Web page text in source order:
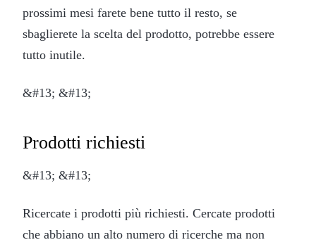
prossimi mesi farete bene tutto il resto, se
sbaglierete la scelta del prodotto, potrebbe essere
tutto inutile.
&#13; &#13;
Prodotti richiesti
&#13; &#13;
Ricercate i prodotti più richiesti. Cercate prodotti
che abbiano un alto numero di ricerche ma non